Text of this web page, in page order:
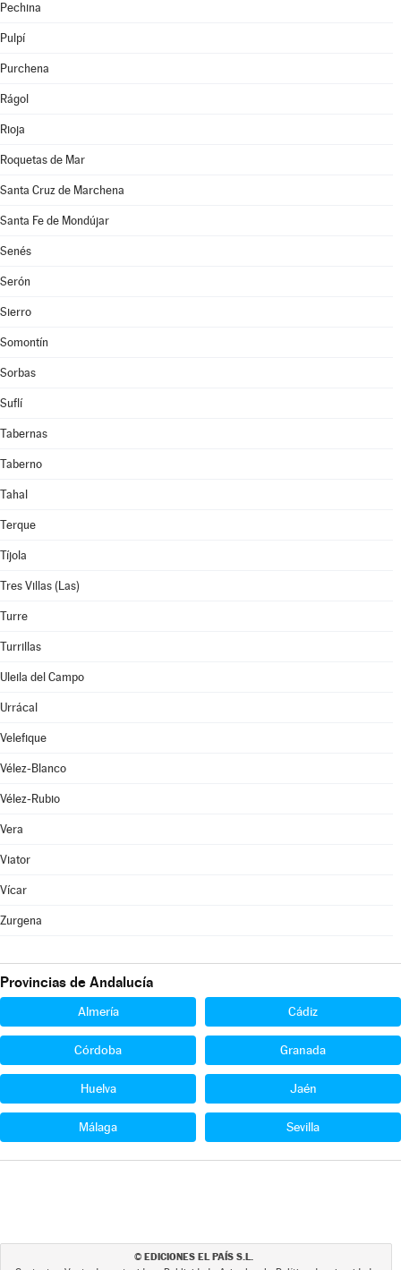
Pechina
Pulpí
Purchena
Rágol
Rioja
Roquetas de Mar
Santa Cruz de Marchena
Santa Fe de Mondújar
Senés
Serón
Sierro
Somontín
Sorbas
Suflí
Tabernas
Taberno
Tahal
Terque
Tíjola
Tres Villas (Las)
Turre
Turrillas
Uleila del Campo
Urrácal
Velefique
Vélez-Blanco
Vélez-Rubio
Vera
Viator
Vícar
Zurgena
Provincias de Andalucía
Almería Cádiz
Córdoba Granada
Huelva Jaén
Málaga Sevilla
© EDICIONES EL PAÍS S.L.